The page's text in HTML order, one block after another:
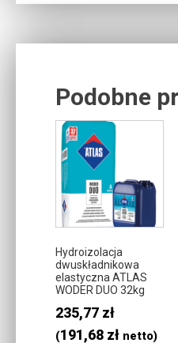
Podobne
Hydroizolacja
dwuskładnikowa
elastyczna ATLAS
WODER DUO 32kg
235,77 zł
(191,68 zł netto)